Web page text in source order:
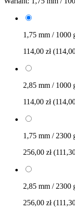
1,75 mm / 1000
114,00 zł
2,85 mm / 1000
114,00 zł
1,75 mm / 2300
256,00 zł
2,85 mm / 2300
256,00 zł